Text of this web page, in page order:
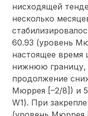
нисходящей
несколько
60.93 (уровень
настоящее время
нижнюю границу,
продолжение
Мюррея [–2/8]) и
W1). При